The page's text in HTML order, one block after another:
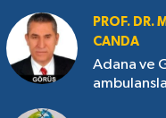
PROF. DR.
CANDA
Adana ve